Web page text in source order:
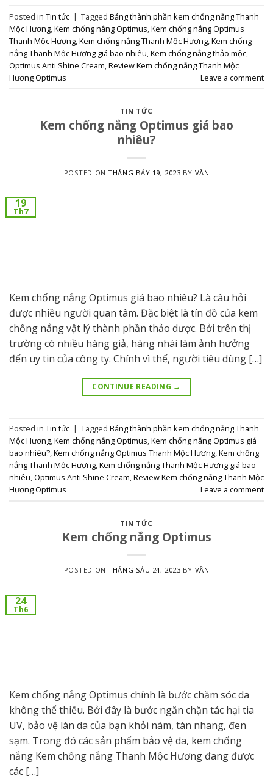
Posted in Tin tức | Tagged Bảng thành phần kem chống nắng Thanh
Mộc Hương Kem chống nắng Optimus Kem chống nắng Optimus
Thanh Mộc Hương Kem chống nắng Thanh Mộc Hương Kem chống
nắng Thanh Mộc Hương giá bao nhiêu Kem chống nắng thảo mộc
Optimus Anti Shine Cream Review Kem chống nắng Thanh Mộc
Hương Optimus
Leave a comment
TIN TỨC
Kem chống nắng Optimus giá bao
nhiêu?
POSTED ONTHÁNG BẢY 19, 2023 BY VÂN
19
Th7
Kem chống nắng Optimus giá bao nhiêu? Là câu hỏi
được nhiều người quan tâm. Đặc biệt là tín đồ của kem
chống nắng vật lý thành phần thảo dược. Bởi trên thị
trường có nhiều hàng giả, hàng nhái làm ảnh hưởng
đến uy tin của công ty. Chính vì thế, người tiêu dùng […]
CONTINUE READING →
Posted in Tin tức | Tagged Bảng thành phần kem chống nắng Thanh
Mộc Hương,Kem chống nắng Optimus,Kem chống nắng Optimus giá
bao nhiêu?,Kem chống nắng Optimus Thanh Mộc Hương,Kem chống
nắng Thanh Mộc Hương,Kem chống nắng Thanh Mộc Hương giá bao
nhiêu,Optimus Anti Shine Cream,Review Kem chống nắng Thanh Mộc
Hương Optimus
Leave a comment
TIN TỨC
Kem chống nắng Optimus
POSTED ONTHÁNG SÁU 24, 2023 BY VÂN
24
Th6
Kem chống nắng Optimus chính là bước chăm sóc da
không thể thiếu. Bởi đây là bước ngăn chặn tác hại tia
UV, bảo vệ làn da của bạn khỏi nám, tàn nhang, đen
sạm. Trong đó các sản phẩm bảo vệ da, kem chống
nắng Kem chống nắng Thanh Mộc Hương đang được
các […]